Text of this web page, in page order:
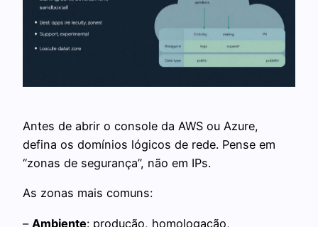
Antes de abrir o console da AWS ou Azure,
defina os domínios lógicos de rede. Pense em
“zonas de segurança”, não em IPs.
As zonas mais comuns:
– Ambiente: produção, homologação,